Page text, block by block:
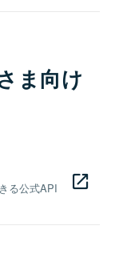
ま向け
る公式API